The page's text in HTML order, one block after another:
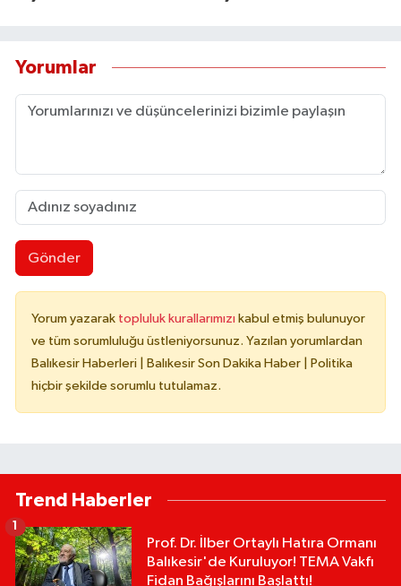
Yorumlar
Gönder
Yorum yazarak topluluk kurallarımızı kabul etmiş bulunuyor
ve tüm sorumluluğu üstleniyorsunuz. Yazılan yorumlardan
Balıkesir Haberleri | Balıkesir Son Dakika Haber | Politika
hiçbir şekilde sorumlu tutulamaz.
Trend Haberler
Prof. Dr. İlber Ortaylı Hatıra Ormanı
Balıkesir'de Kuruluyor! TEMA Vakfı
Fidan Bağışlarını Başlattı!